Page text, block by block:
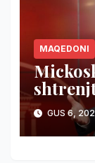
MAQEDONI
poGUS 6,